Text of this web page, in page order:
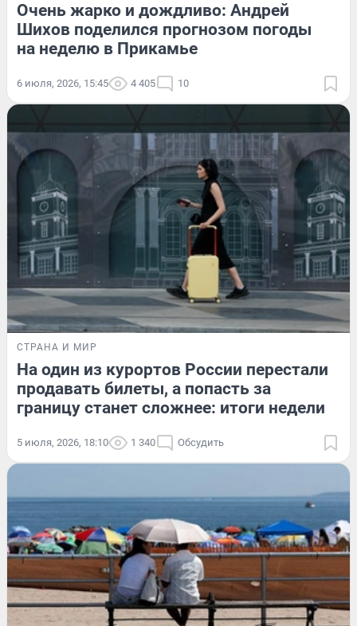
Очень жарко и дождливо: Андрей
Шихов поделился прогнозом погоды
на неделю в Прикамье
6 июля, 2026, 15:45 4 405 10
СТРАНА И МИР
На один из курортов России перестали
продавать билеты, а попасть за
границу станет сложнее: итоги недели
5 июля, 2026, 18:10 1 340 Обсудить